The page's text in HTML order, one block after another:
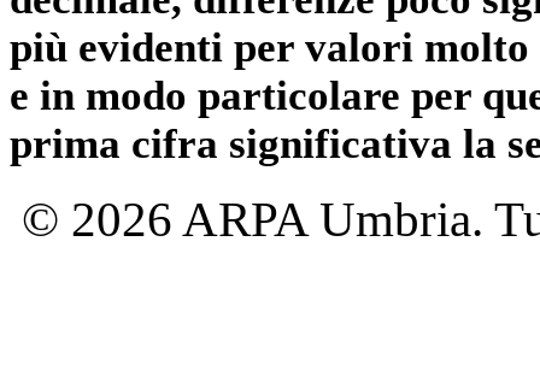
più evidenti per valori
e in modo particolare per
prima cifra significativa la
© 2026 ARPA Umbria.